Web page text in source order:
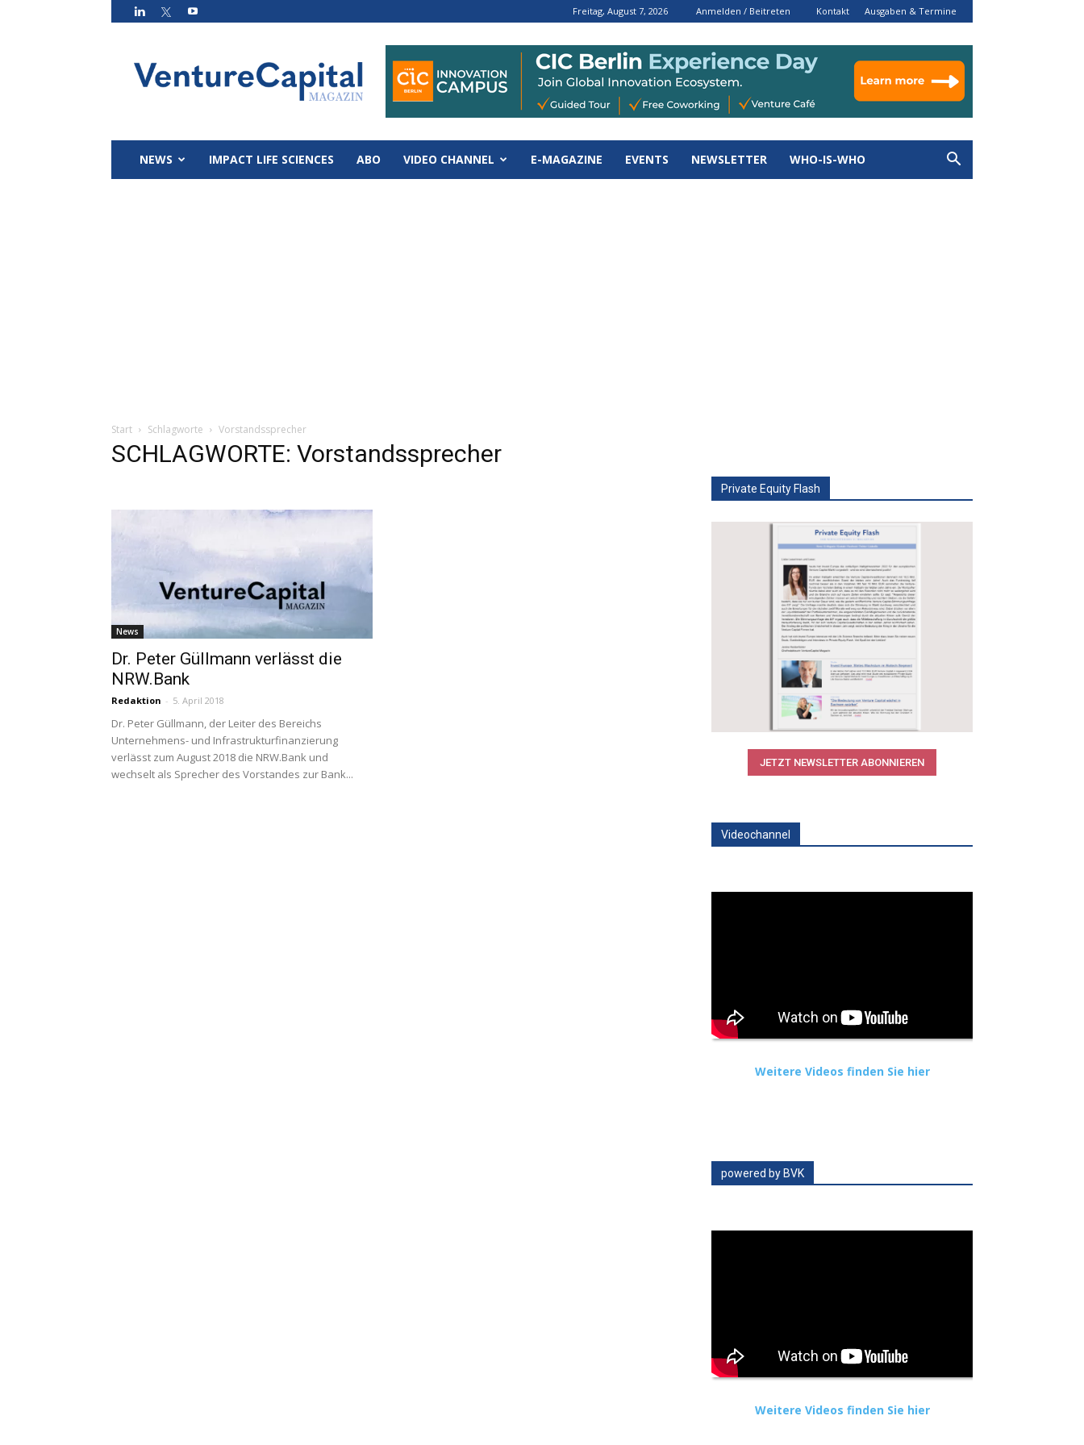
Freitag, August 7, 2026 Anmelden / Beitreten Kontakt Ausgaben & Termine
Magazin
NEWS IMPACT LIFE SCIENCES ABO VIDEO CHANNEL E-MAGAZINE EVENTS NEWSLETTER WHO-IS-WHO
Start Schlagworte Vorstandssprecher
SCHLAGWORTE: Vorstandssprecher
News
Dr. Peter Güllmann verlässt die
NRW.Bank
Redaktion - 5. April 2018
Dr. Peter Güllmann, der Leiter des Bereichs
Unternehmens- und Infrastrukturfinanzierung
verlässt zum August 2018 die NRW.Bank und
wechselt als Sprecher des Vorstandes zur Bank...
Private Equity Flash
JETZT NEWSLETTER ABONNIEREN
Videochannel
Weitere Videos finden Sie hier
powered by BVK
Weitere Videos finden Sie hier